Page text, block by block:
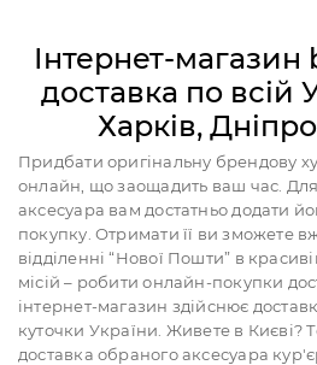
Інтернет-
доставка по всій
Харків,
Придбати оригінальну брендову
онлайн, що заощадить ваш час.
аксесуара вам достатньо додати
покупку. Отримати її ви зможете
відділенні “Нової Пошти” в
місій – робити онлайн-покупки
інтернет-магазин здійснює
куточки України. Живете в Києві?
доставка обраного аксесуара